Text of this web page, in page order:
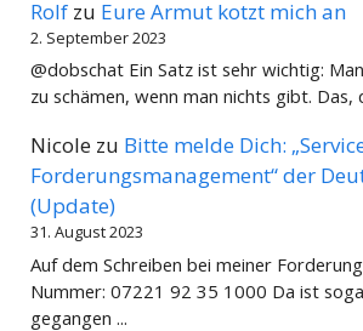
Rolf zu Eure Armut kotzt mich an
2. September 2023
@dobschat Ein Satz ist sehr wichtig:
zu schämen, wenn man nichts gibt. Das,
Nicole zu Bitte melde Dich:
Forderungsmanagement“ der
(Update)
31. August 2023
Auf dem Schreiben bei meiner
Nummer: 07221 92 35 1000 Da ist
gegangen ...